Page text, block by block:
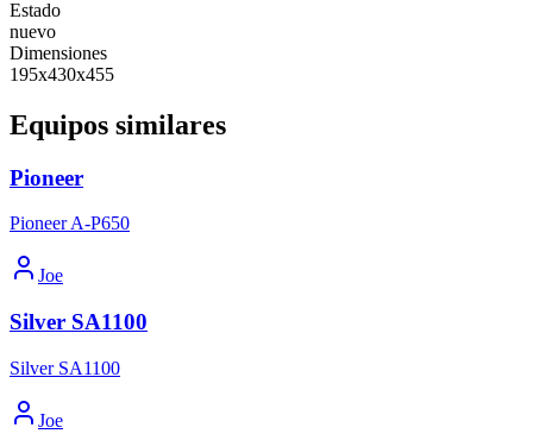
Estado
nuevo
Dimensiones
195x430x455
Equipos similares
Pioneer
Pioneer A-P650
Joe
Silver SA1100
Silver SA1100
Joe